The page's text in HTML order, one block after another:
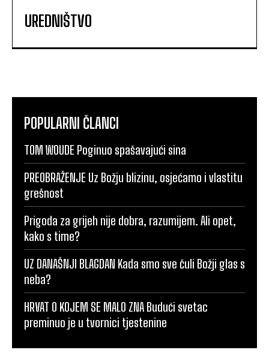
UREDNIŠTVO
POPULARNI ČLANCI
TOM WOUDE Poginuo spašavajući sina
PREOBRAŽENJE Uz Božju blizinu, osjećamo i vlastitu
grešnost
Prigoda za grijeh nije dobra, razumijem. Ali opet,
kako s time?
UZ DANAŠNJI BLAGDAN Kada smo sve čuli Božji glas s
neba?
HRVAT O KOJEM SE MALO ZNA Budući svetac
preminuo je u tvornici tjestenine